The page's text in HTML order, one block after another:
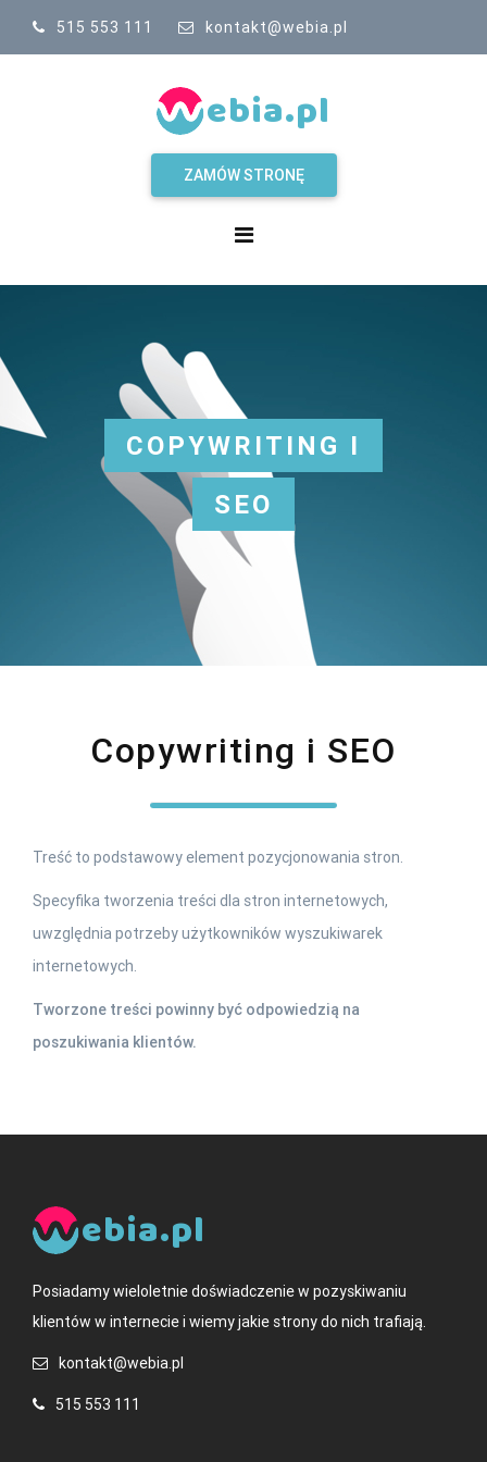
515 553 111 kontakt@webia.pl
ebia.pl
ZAMÓW STRONĘ
COPYWRITING I
SEO
Copywriting i SEO
Treść to podstawowy element pozycjonowania stron.
Specyfika tworzenia treści dla stron internetowych,
uwzględnia potrzeby użytkowników wyszukiwarek
internetowych.
Tworzone treści powinny być odpowiedzią na
poszukiwania klientów.
ebia.pl
Posiadamy wieloletnie doświadczenie w pozyskiwaniu
klientów w internecie i wiemy jakie strony do nich trafiają.
kontakt@webia.pl
515 553 111